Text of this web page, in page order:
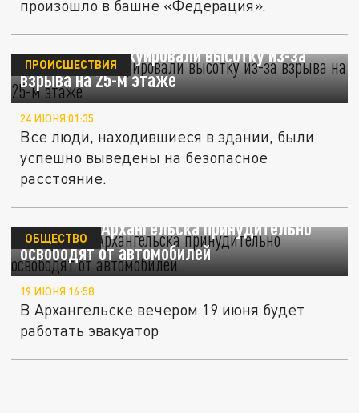
произошло в башне «Федерация».
В Мадриде эвакуировали высотку из-за
взрыва на 25-м этаже
ПРОИСШЕСТВИЯ
24 ИЮНЯ 01:35
Все люди, находившиеся в здании, были
успешно выведены на безопасное
расстояние.
Две улицы Архангельска принудительно
освободят от автомобилей
ОБЩЕСТВО
19 ИЮНЯ 16:58
В Архангельске вечером 19 июня будет
работать эвакуатор